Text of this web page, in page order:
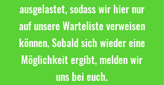
ausgelastet, sodass wir hier nur
auf unsere Warteliste verweisen
können. Sobald sich wieder eine
Möglichkeit ergibt, melden wir
uns bei euch.